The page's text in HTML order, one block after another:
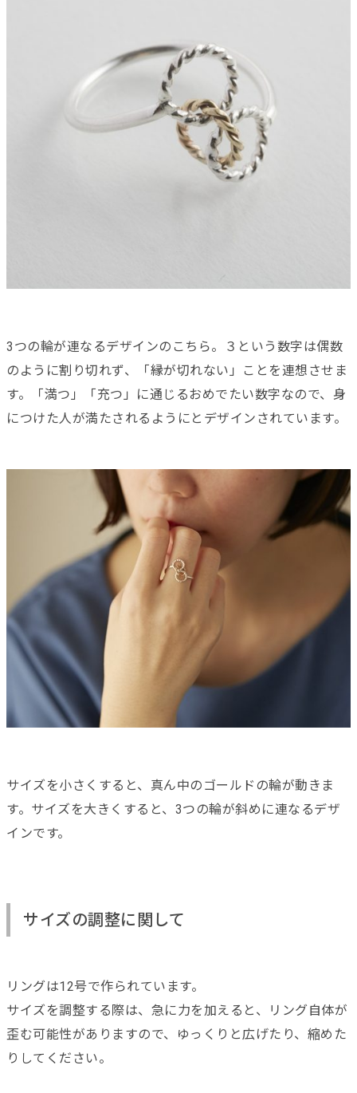
3つの輪が連なるデザインのこちら。
３という数字は偶数
のように割り切れず、「縁が切れない」ことを連想させま
す。
「満つ」「充つ」に通じるおめでたい数字なので、身
につけた人が満たされるようにとデザインされています。
サイズを小さくすると、真ん中のゴールドの輪が動きま
す。サイズを大きくすると、3つの輪が斜めに連なるデザ
インです。
サイズの調整に関して
リングは12号で作られています。
サイズを調整する際は、急に力を加えると、リング自体が
歪む可能性がありますので、ゆっくりと広げたり、縮めた
りしてください。